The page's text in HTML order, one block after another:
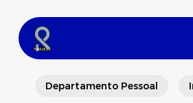
main
content
Departamento Pessoal